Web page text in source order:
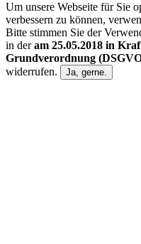
Um unsere Webseite für Sie
verbessern zu können,
Bitte stimmen Sie der
in deram 25.05.2018 in
Grundverordnung
widerrufen.
Ja, gerne.